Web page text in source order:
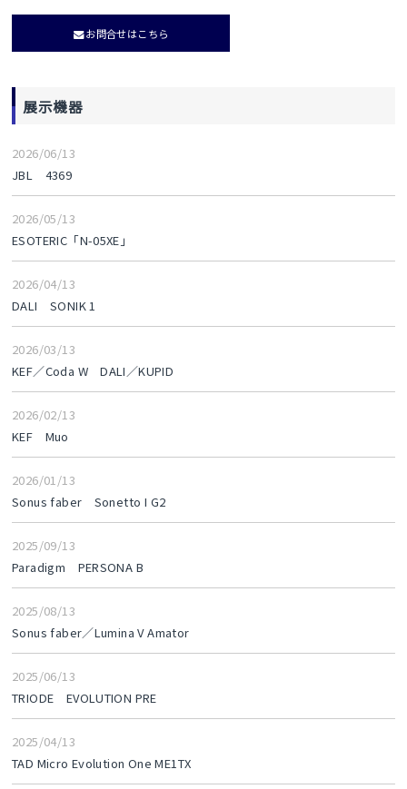
お問合せはこちら
展示機器
2026/06/13
JBL 4369
2026/05/13
ESOTERIC「N-05XE」
2026/04/13
DALI SONIK 1
2026/03/13
KEF／Coda W DALI／KUPID
2026/02/13
KEF Muo
2026/01/13
Sonus faber Sonetto I G2
2025/09/13
Paradigm PERSONA B
2025/08/13
Sonus faber／Lumina V Amator
2025/06/13
TRIODE EVOLUTION PRE
2025/04/13
TAD Micro Evolution One ME1TX